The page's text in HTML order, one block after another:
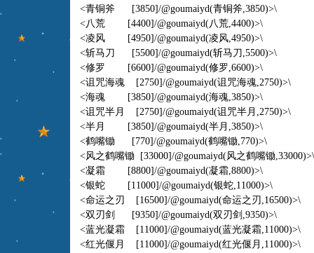
<青铜斧 [3850]/@goumaiyd(青铜斧,3850)>\
<八荒 [4400]/@goumaiyd(八荒,4400)>\
<凌风 [4950]/@goumaiyd(凌风,4950)>\
<斩马刀 [5500]/@goumaiyd(斩马刀,5500)>\
<修罗 [6600]/@goumaiyd(修罗,6600)>\
<诅咒海魂 [2750]/@goumaiyd(诅咒海魂,2750)>\
<海魂 [3850]/@goumaiyd(海魂,3850)>\
<诅咒半月 [2750]/@goumaiyd(诅咒半月,2750)>\
<半月 [3850]/@goumaiyd(半月,3850)>\
<鹤嘴锄 [770]/@goumaiyd(鹤嘴锄,770)>\
<风之鹤嘴锄 [33000]/@goumaiyd(风之鹤嘴锄,33000)>\
<凝霜 [8800]/@goumaiyd(凝霜,8800)>\
<银蛇 [11000]/@goumaiyd(银蛇,11000)>\
<命运之刃 [16500]/@goumaiyd(命运之刃,16500)>\
<双刃剑 [9350]/@goumaiyd(双刃剑,9350)>\
<蓝光凝霜 [11000]/@goumaiyd(蓝光凝霜,11000)>\
<红光偃月 [11000]/@goumaiyd(红光偃月,11000)>\